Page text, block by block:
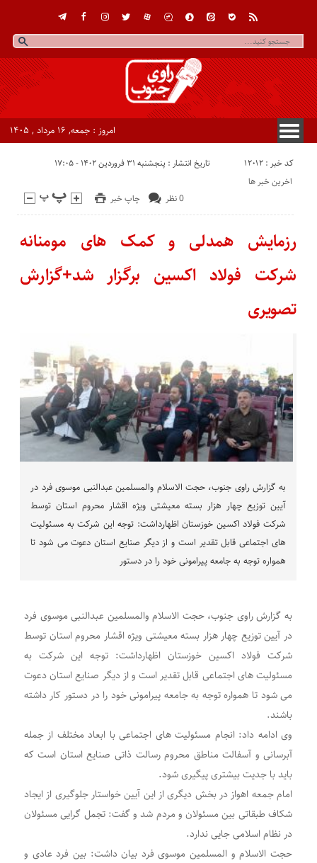
امروز : جمعه, ۱۶ مرداد , ۱۴۰۵
کد خبر : 12012 تاریخ انتشار : پنجشنبه ۳۱ فروردین ۱۴۰۲ - ۱۷:۰۵
چاپ خبر 0 نظر
اخرین خبر ها
رزمایش همدلی و کمک های مومنانه
شرکت فولاد اکسین برگزار شد+گزارش
تصویری
به گزارش راوی جنوب، حجت الاسلام والمسلمین عبدالنبی موسوی فرد در
آیین توزیع چهار هزار بسته معیشتی ویژه اقشار محروم استان توسط
شرکت فولاد اکسین خوزستان اظهارداشت: توجه این شرکت به مسئولیت
های اجتماعی قابل تقدیر است و از دیگر صنایع استان دعوت می شود تا
همواره توجه به جامعه پیرامونی خود را در دستور
به گزارش راوی جنوب، حجت الاسلام والمسلمین عبدالنبی موسوی فرد
در آیین توزیع چهار هزار بسته معیشتی ویژه اقشار محروم استان توسط
شرکت فولاد اکسین خوزستان اظهارداشت: توجه این شرکت به
مسئولیت های اجتماعی قابل تقدیر است و از دیگر صنایع استان دعوت
می شود تا همواره توجه به جامعه پیرامونی خود را در دستور کار داشته
باشند.
وی ادامه داد: انجام مسئولیت های اجتماعی با ابعاد مختلف از جمله
آبرسانی و آسفالت مناطق محروم رسالت ذاتی صنایع استان است که
باید با جدیت بیشتری پیگیری شود.
امام جمعه اهواز در بخش دیگری از این آیین خواستار جلوگیری از ایجاد
شکاف طبقاتی بین مسئولان و مردم شد و گفت: تجمل گرایی مسئولان
در نظام اسلامی جایی ندارد.
حجت الاسلام و المسلمین موسوی فرد بیان داشت: بین فرد عادی و